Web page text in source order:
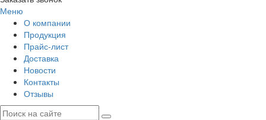
Меню
О компании
Продукция
Прайс-лист
Доставка
Новости
Контакты
Отзывы